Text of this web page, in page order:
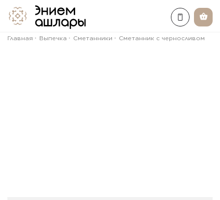
Главная Выпечка Сметанники Сметанник c черносливом